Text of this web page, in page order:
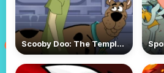
Scooby Doo: The Temple Of Lost Souls